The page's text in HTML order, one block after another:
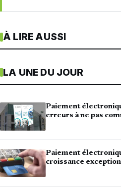
À LIRE AUSSI
LA UNE DU JOUR
Paiement
erreurs à ne pas
Paiement
croissance